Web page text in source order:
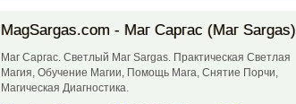
MagSargas.com - Маг Саргас (Маг Sargas)
Маг Саргас. Светлый Маг Sargas. Практическая Светлая
Магия, Обучение Магии, Помощь Мага, Снятие Порчи,
Магическая Диагностика.